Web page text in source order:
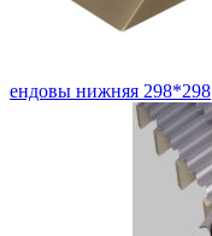
ендовы нижняя 298*298